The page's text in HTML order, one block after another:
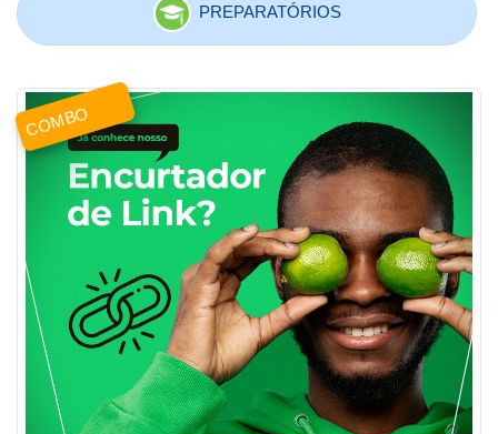
PREPARATÓRIOS
COMBO